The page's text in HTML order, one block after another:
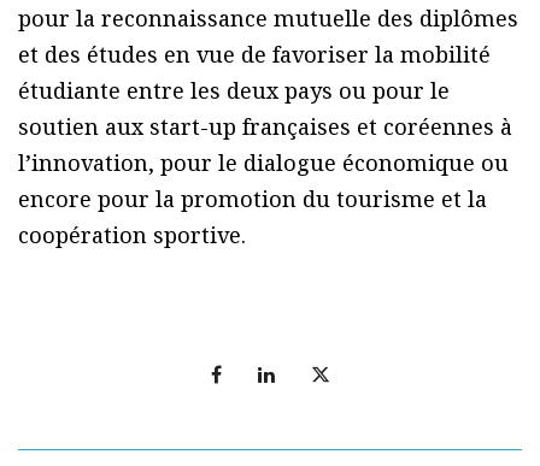
pour la reconnaissance mutuelle des diplômes
et des études en vue de favoriser la mobilité
étudiante entre les deux pays ou pour le
soutien aux start-up françaises et coréennes à
l’innovation, pour le dialogue économique ou
encore pour la promotion du tourisme et la
coopération sportive.